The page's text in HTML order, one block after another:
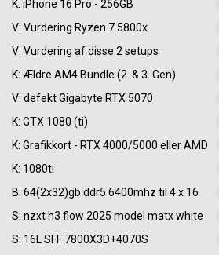
K: iPhone 16 Pro - 256GB
V: Vurdering Ryzen 7 5800x
V: Vurdering af disse 2 setups
K: Ældre AM4 Bundle (2. & 3. Gen)
V: defekt Gigabyte RTX 5070
K: GTX 1080 (ti)
K: Grafikkort - RTX 4000/5000 eller AMD
K: 1080ti
B: 64(2x32)gb ddr5 6400mhz til 4 x 16
S: nzxt h3 flow 2025 model matx white
S: 16L SFF 7800X3D+4070S